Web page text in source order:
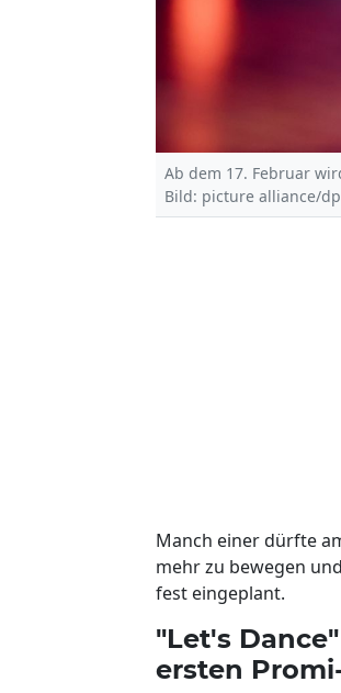
Ab dem 17. Februar
Bild: picture alliance/
Manch einer dürfte
mehr zu bewegen
fest eingeplant.
"Let's
ersten